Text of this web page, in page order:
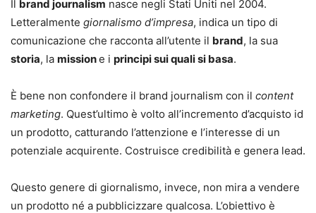
Il brand journalism nasce negli Stati Uniti nel 2004.
Letteralmente giornalismo d’impresa, indica un tipo di
comunicazione che racconta all’utente il brand, la sua
storia, la missione i principi sui quali si basa.
È bene non confondere il brand journalism con il content
marketing. Quest’ultimo è volto all’incremento d’acquisto id
un prodotto, catturando l’attenzione e l’interesse di un
potenziale acquirente. Costruisce credibilità e genera lead.
Questo genere di giornalismo, invece, non mira a vendere
un prodotto né a pubblicizzare qualcosa. L’obiettivo è